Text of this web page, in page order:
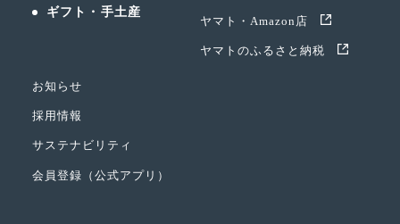
ギフト・手土産
ヤマト・Amazon店
ヤマトのふるさと納税
お知らせ
採用情報
サステナビリティ
会員登録（公式アプリ）